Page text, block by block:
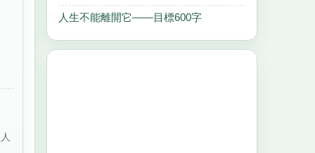
人生不能離開它——目標600字